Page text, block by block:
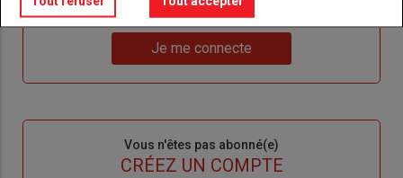
"Créer
un
Lien
"Réinitialiser
de
Réinitialiser votre mot de passe
me
Je me connecte
Vous n'êtes pas abonné(e)
CRÉEZ UN COMPTE